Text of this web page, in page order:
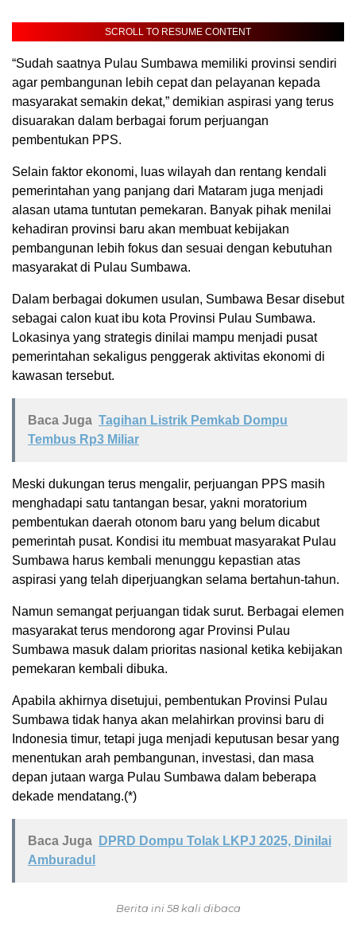
SCROLL TO RESUME CONTENT
“Sudah saatnya Pulau Sumbawa memiliki provinsi sendiri
agar pembangunan lebih cepat dan pelayanan kepada
masyarakat semakin dekat,” demikian aspirasi yang terus
disuarakan dalam berbagai forum perjuangan
pembentukan PPS.
Selain faktor ekonomi, luas wilayah dan rentang kendali
pemerintahan yang panjang dari Mataram juga menjadi
alasan utama tuntutan pemekaran. Banyak pihak menilai
kehadiran provinsi baru akan membuat kebijakan
pembangunan lebih fokus dan sesuai dengan kebutuhan
masyarakat di Pulau Sumbawa.
Dalam berbagai dokumen usulan, Sumbawa Besar disebut
sebagai calon kuat ibu kota Provinsi Pulau Sumbawa.
Lokasinya yang strategis dinilai mampu menjadi pusat
pemerintahan sekaligus penggerak aktivitas ekonomi di
kawasan tersebut.
Baca Juga Tagihan Listrik Pemkab Dompu
Tembus Rp3 Miliar
Meski dukungan terus mengalir, perjuangan PPS masih
menghadapi satu tantangan besar, yakni moratorium
pembentukan daerah otonom baru yang belum dicabut
pemerintah pusat. Kondisi itu membuat masyarakat Pulau
Sumbawa harus kembali menunggu kepastian atas
aspirasi yang telah diperjuangkan selama bertahun-tahun.
Namun semangat perjuangan tidak surut. Berbagai elemen
masyarakat terus mendorong agar Provinsi Pulau
Sumbawa masuk dalam prioritas nasional ketika kebijakan
pemekaran kembali dibuka.
Apabila akhirnya disetujui, pembentukan Provinsi Pulau
Sumbawa tidak hanya akan melahirkan provinsi baru di
Indonesia timur, tetapi juga menjadi keputusan besar yang
menentukan arah pembangunan, investasi, dan masa
depan jutaan warga Pulau Sumbawa dalam beberapa
dekade mendatang.(*)
Baca Juga
DPRD Dompu Tolak LKPJ 2025, Dinilai
Amburadul
Berita ini 58 kali dibaca